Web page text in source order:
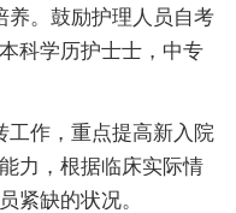
。鼓励护理人员自考
科学历护士士，中专
作，重点提高新入院
力，根据临床实际情
紧缺的状况。